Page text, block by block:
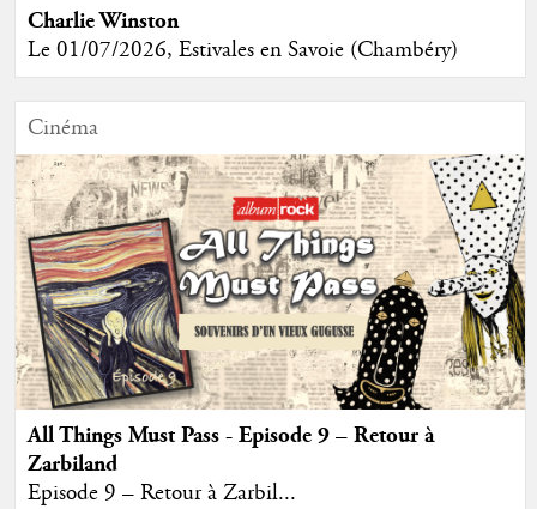
Charlie Winston
Le 01/07/2026, Estivales en Savoie (Chambéry)
Cinéma
All Things Must Pass - Episode 9 – Retour à
Zarbiland
Episode 9 – Retour à Zarbil...